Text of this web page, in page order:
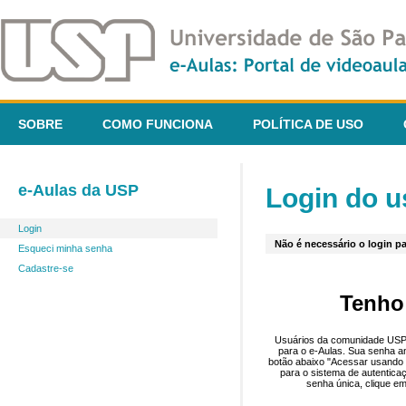
SOBRE COMO FUNCIONA POLÍTICA DE USO
e-Aulas da USP
Login
Esqueci minha senha
Cadastre-se
Login do
Não é necessário o login
Usuários da comunidade
para o e-Aulas. Sua senha
botão abaixo "Acessar
para o sistema de
senha única, clique